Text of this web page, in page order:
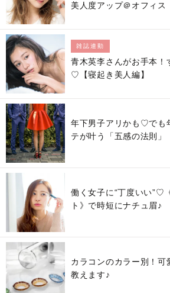
美人度アップ＠オフィス
雑誌連動
青木英李さんがお手本！
♡【寝起き美人編】
年下男子アリかも♡でも
テが叶う「五感の法則」
働く女子に“丁度いい”♡
ト》で時短にナチュ眉♪
カラコンのカラー別！可
教えます♪